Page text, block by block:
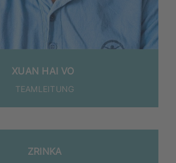
XUAN HAI VO
TEAM­LEI­TUNG
ZRIN­KA